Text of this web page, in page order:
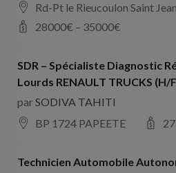
Rd-Pt le Rieucoulon Saint
28000€ – 35000€
SDR – Spécialiste Diagnostic
Lourds RENAULT TRUCKS (H/
parSODIVA TAHITI
BP 1724 PAPEETE
Technicien Automobile